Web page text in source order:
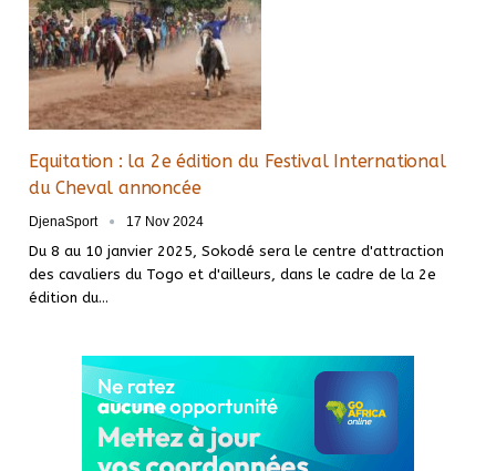
Equitation : la 2e édition du Festival International
du Cheval annoncée
DjenaSport 17 Nov 2024
Du 8 au 10 janvier 2025, Sokodé sera le centre d'attraction
des cavaliers du Togo et d'ailleurs, dans le cadre de la 2e
édition du…